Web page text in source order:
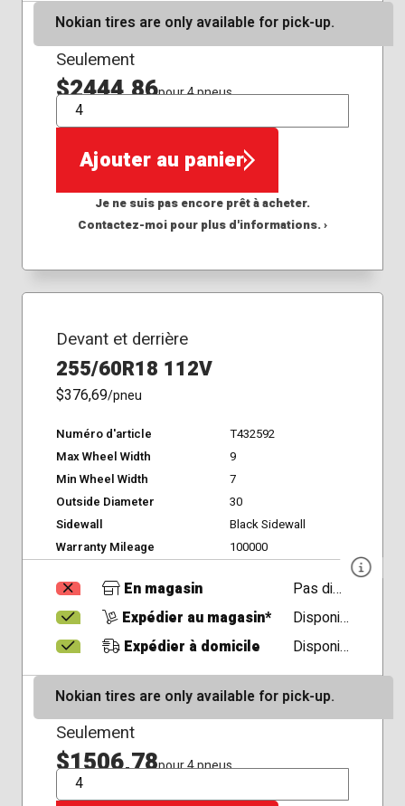
Nokian tires are only available for pick-up.
Seulement
$2444,86pour 4 pneus
QTÉ
Ajouter au panier
Je ne suis pas encore prêt à acheter.
Contactez-moi pour plus d'informations. ›
Devant et derrière
255/60R18 112V
$376,69/pneu
Numéro d'article
T432592
Max Wheel Width
9
Min Wheel Width
7
Outside Diameter
30
Sidewall
Black Sidewall
Warranty Mileage
100000
En magasin
Pas disponible
Expédier au magasin*
Disponible
Expédier à domicile
Disponible
Nokian tires are only available for pick-up.
Seulement
$1506,78pour 4 pneus
QTÉ